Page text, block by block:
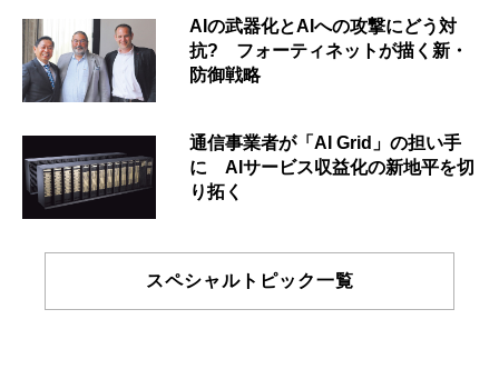
AIの武器化とAIへの攻撃にどう対
抗? フォーティネットが描く新・
防御戦略
通信事業者が「AI Grid」の担い手
に AIサービス収益化の新地平を切
り拓く
スペシャルトピック一覧